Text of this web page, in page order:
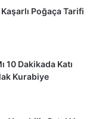
Poğaça Tarifi
10 Dakikada Katı
Kurabiye